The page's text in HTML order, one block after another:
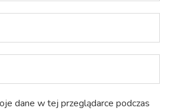
dane w tej przeglądarce podczas